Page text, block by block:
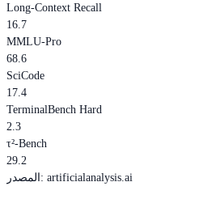
Long-Context Recall
16.7
MMLU-Pro
68.6
SciCode
17.4
TerminalBench Hard
2.3
τ²-Bench
29.2
المصدر : artificialanalysis.ai